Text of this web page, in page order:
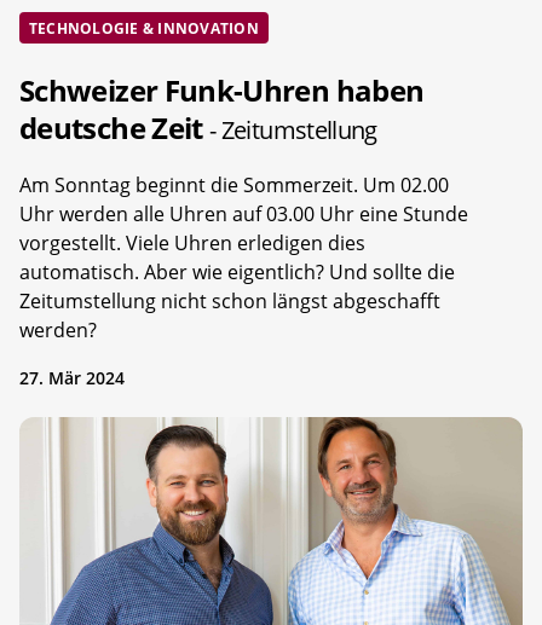
TECHNOLOGIE & INNOVATION
Schweizer Funk-Uhren haben
deutsche Zeit- Zeitumstellung
Am Sonntag beginnt die Sommerzeit. Um 02.00
Uhr werden alle Uhren auf 03.00 Uhr eine Stunde
vorgestellt. Viele Uhren erledigen dies
automatisch. Aber wie eigentlich? Und sollte die
Zeitumstellung nicht schon längst abgeschafft
werden?
27. Mär 2024